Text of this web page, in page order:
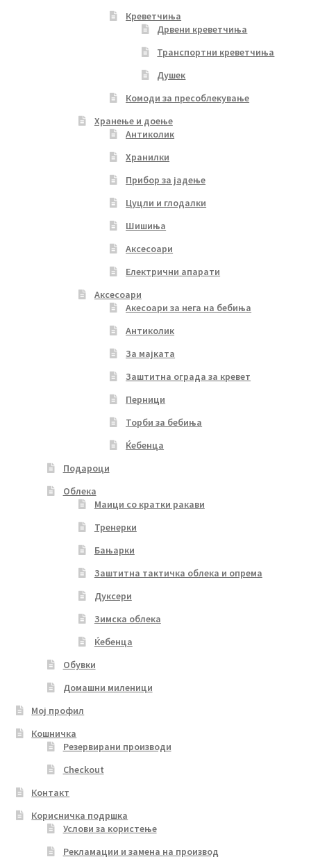
Креветчиња
Дрвени креветчиња
Транспортни креветчиња
Душек
Комоди за пресоблекување
Хранење и доење
Антиколик
Хранилки
Прибор за јадење
Цуцли и глодалки
Шишиња
Аксесоари
Електрични апарати
Аксесоари
Акесоари за нега на бебиња
Антиколик
За мајката
Заштитна ограда за кревет
Перници
Торби за бебиња
Ќебенца
Подароци
Облека
Маици со кратки ракави
Тренерки
Бањарки
Заштитна тактичка облека и опрема
Дуксери
Зимска облека
Ќебенца
Обувки
Домашни миленици
Мој профил
Кошничка
Резервирани производи
Checkout
Контакт
Корисничка подршка
Услови за користење
Рекламации и замена на производ